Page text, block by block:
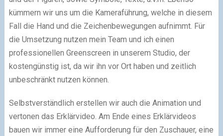
kümmern wir uns um die Kameraführung, welche in diesem
Fall die Hand und die Zeichenbewegungen aufnimmt. Für
die Umsetzung nutzen mein Team und ich einen
professionellen Greenscreen in unserem Studio, der
kostengünstig ist, da wir ihn vor Ort haben und zeitlich
unbeschränkt nutzen können.
Selbstverständlich erstellen wir auch die Animation und
vertonen das Erklärvideo. Am Ende eines Erklärvideos
bauen wir immer eine Aufforderung für den Zuschauer, eine